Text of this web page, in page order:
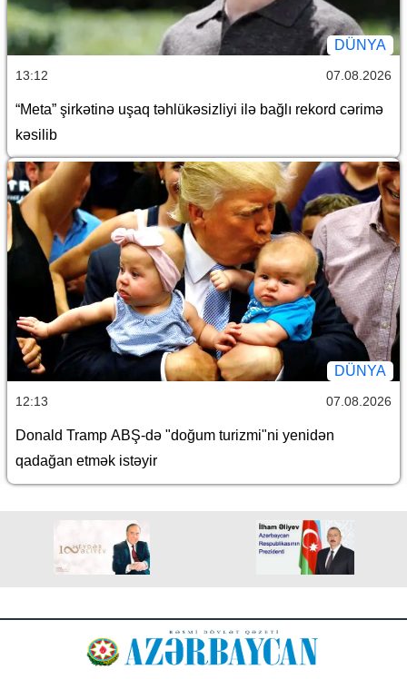
DÜNYA
13:12 07.08.2026
“Meta” şirkətinə uşaq təhlükəsizliyi ilə bağlı rekord cərimə
kəsilib
DÜNYA
12:13 07.08.2026
Donald Tramp ABŞ-də "doğum turizmi"ni yenidən
qadağan etmək istəyir